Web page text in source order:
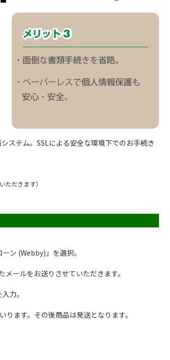
ステム。SSLによる安全な環境下でのお手続き
ただきます）
ン (Webby)」を選択。
ールをお送りさせていただきます。
力。
ます。その後商品は発送となります。